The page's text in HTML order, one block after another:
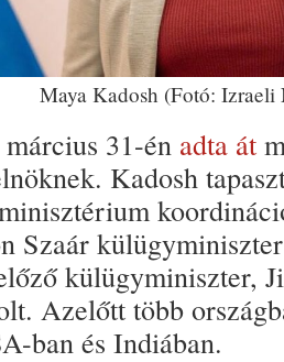
Maya Kadosh (Fotó: Izraeli
31-én adta át
Kadosh
Szaár
külügyminiszter,
Azelőtt több
ban és Indiában.